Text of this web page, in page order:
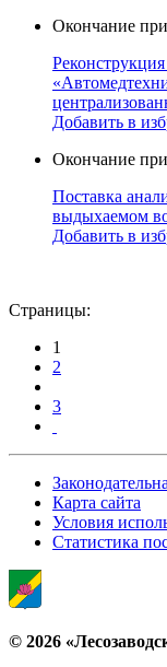
Окончание
Добавить в
Окончание
Поставка
выдыхаемом
Добавить в
Страницы:
1
2
3
Карта сайта
Условия
Статистика
© 2026